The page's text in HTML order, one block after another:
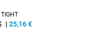
| 25,16€